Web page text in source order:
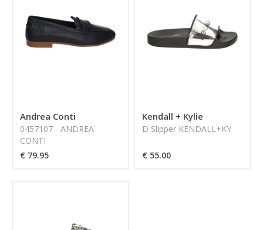
Andrea Conti
0457107 - ANDREA
CONTI
€ 79.95
Kendall + Kylie
D Slipper KENDALL+KY
€ 55.00